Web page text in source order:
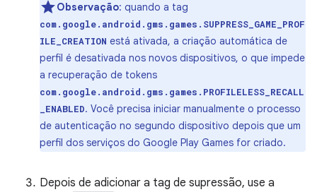
Observação: quando a tag
com.google.android.gms.games.SUPPRESS_GAME_PROF
ILE_CREATION está ativada, a criação automática de
perfil é desativada nos novos dispositivos, o que impede
a recuperação de tokens
com.google.android.gms.games.PROFILELESS_RECALL
_ENABLED. Você precisa iniciar manualmente o processo
de autenticação no segundo dispositivo depois que um
perfil dos serviços do Google Play Games for criado.
Depois de adicionar a tag de supressão, use a